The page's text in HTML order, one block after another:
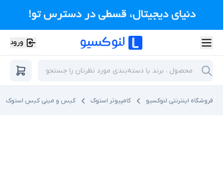
ورود
فروشگاه اینترنتی لنوکسیو کامپیوتر استوک کیس و مینی کیس استوک